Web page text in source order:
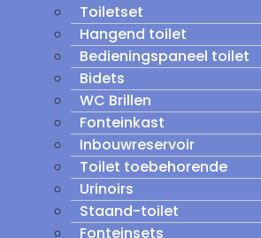
Toiletset
Hangend toilet
Bedieningspaneel toilet
Bidets
WC Brillen
Fonteinkast
Inbouwreservoir
Toilet toebehorende
Urinoirs
Staand-toilet
Fonteinsets